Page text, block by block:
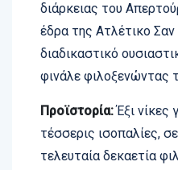
διάρκειας του
έδρα της Ατλέτικο
διαδικαστικό
φινάλε φιλοξενώντας
Προϊστορία:Έξι νίκες
τέσσερις ισοπαλίες,
τελευταία δεκαετία